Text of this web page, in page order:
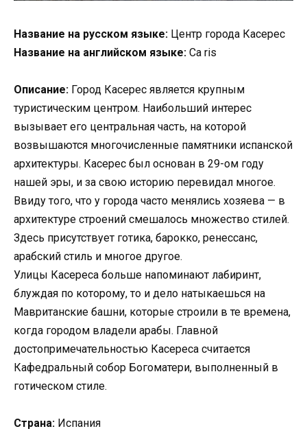
Название на русском языке: Центр города Касерес
Название на английском языке: Ca ris
Описание: Город Касерес является крупным
туристическим центром. Наибольший интерес
вызывает его центральная часть, на которой
возвышаются многочисленные памятники испанской
архитектуры. Касерес был основан в 29-ом году
нашей эры, и за свою историю перевидал многое.
Ввиду того, что у города часто менялись хозяева — в
архитектуре строений смешалось множество стилей.
Здесь присутствует готика, барокко, ренессанс,
арабский стиль и многое другое.
Улицы Касереса больше напоминают лабиринт,
блуждая по которому, то и дело натыкаешься на
Мавританские башни, которые строили в те времена,
когда городом владели арабы. Главной
достопримечательностью Касереса считается
Кафедральный собор Богоматери, выполненный в
готическом стиле.
Страна: Испания